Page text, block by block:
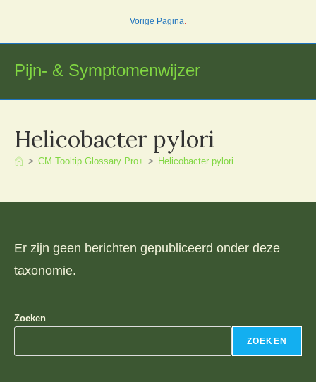
inhoud
Vorige Pagina.
Pijn- & Symptomenwijzer
Helicobacter pylori
> CM Tooltip Glossary Pro+ > Helicobacter pylori
Er zijn geen berichten gepubliceerd onder deze
taxonomie.
Zoeken
ZOEKEN